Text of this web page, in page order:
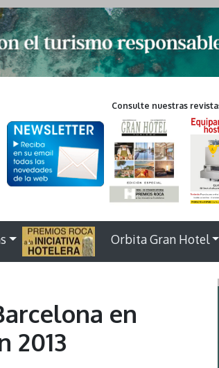
Consulte nuestras
. Orbita Gran Hotel
en
2013